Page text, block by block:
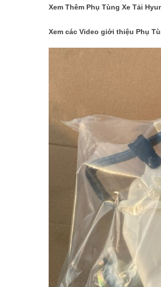
Xem Thêm Phụ Tùng Xe Tải
Xem các Video giới thiệu Phụ